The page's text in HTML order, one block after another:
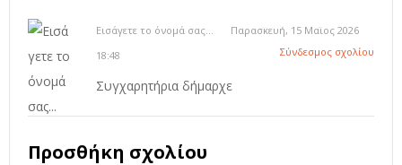
Εισάγετε το όνομά σας...
Παρασκευή, 15 Μαϊος 2026
18:48
Σύνδεσμος σχολίου
Συγχαρητήρια δήμαρχε
Προσθήκη σχολίου